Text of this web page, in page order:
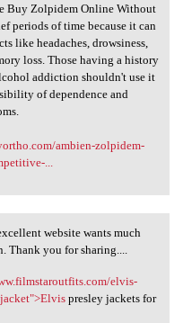
Buy Zolpidem Online Without
periods of time because it can
like headaches, drowsiness,
loss. Those having a history
addiction shouldn't use it
of dependence and
ambien-zolpidem-
...
excellent
website wants much
Thank you for sharing....
elvis-
presley jackets for